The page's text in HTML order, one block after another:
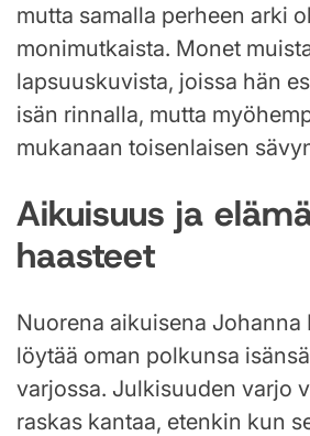
mutta samalla perheen arki
monimutkaista. Monet
lapsuuskuvista, joissa hän
isän rinnalla, mutta
mukanaan toisenlaisen
Aikuisuus ja
haasteet
Nuorena aikuisena Johanna
löytää oman polkunsa
varjossa. Julkisuuden varjo
raskas kantaa, etenkin kun